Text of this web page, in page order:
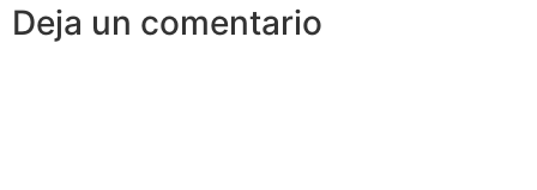
Deja un comentario